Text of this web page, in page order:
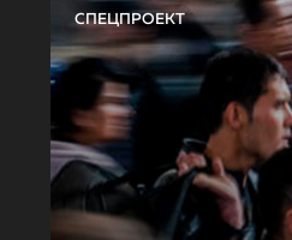
СПЕЦПРОЕКТ